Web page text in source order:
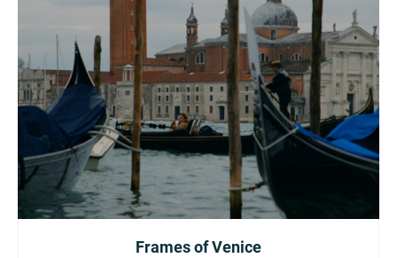
Finland
France Germany
Hong Kong SAR,
China India
Italy Japan
Korea Mexico
Frames of Venice